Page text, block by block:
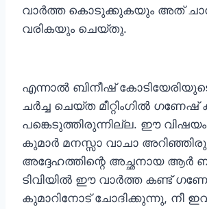
വാര്‍ത്ത കൊടുക്കുകയും അത്
വരികയും ചെയ്തു.
എന്നാല്‍ ബിനീഷ്
ചര്‍ച്ച ചെയ്ത മീറ്റിംഗില്‍ ഗണേഷ്
പങ്കെടുത്തിരുന്നില്ല. ഈ
കുമാര്‍ മനസ്സാ വാചാ
അദ്ദേഹത്തിന്റെ അച്ഛനായ ആര്‍
ടിവിയില്‍ ഈ വാര്‍ത്ത കണ്ട്
കുമാറിനോട് ചോദിക്കുന്നു, നീ